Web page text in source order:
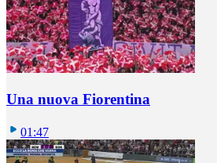
Una nuova Fiorentina
01:47